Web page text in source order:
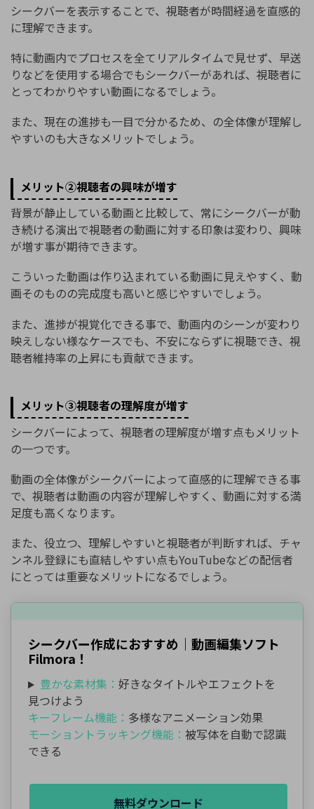
シークバーを表示することで、視聴者が時間経過を直感的
に理解できます。
特に動画内でプロセスを全てリアルタイムで見せず、早送
りなどを使用する場合でもシークバーがあれば、視聴者に
とってわかりやすい動画になるでしょう。
また、現在の進捗も一目で分かるため、の全体像が理解し
やすいのも大きなメリットでしょう。
メリット②視聴者の興味が増す
背景が静止している動画と比較して、常にシークバーが動
き続ける演出で視聴者の動画に対する印象は変わり、興味
が増す事が期待できます。
こういった動画は作り込まれている動画に見えやすく、動
画そのものの完成度も高いと感じやすいでしょう。
また、進捗が視覚化できる事で、動画内のシーンが変わり
映えしない様なケースでも、不安にならずに視聴でき、視
聴者維持率の上昇にも貢献できます。
メリット③視聴者の理解度が増す
シークバーによって、視聴者の理解度が増す点もメリット
の一つです。
動画の全体像がシークバーによって直感的に理解できる事
で、視聴者は動画の内容が理解しやすく、動画に対する満
足度も高くなります。
また、役立つ、理解しやすいと視聴者が判断すれば、チャ
ンネル登録にも直結しやすい点もYouTubeなどの配信者
にとっては重要なメリットになるでしょう。
シークバー作成におすすめ｜動画編集ソフト
Filmora！
豊かな素材集： 好きなタイトルやエフェクトを
見つけよう
キーフレーム機能： 多様なアニメーション効果
モーショントラッキング機能： 被写体を自動で認識
できる
無料ダウンロード